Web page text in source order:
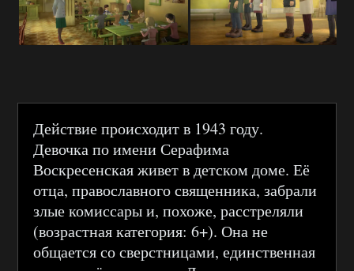
Действие происходит в 1943 году.
Девочка по имени Серафима
Воскресенская живет в детском доме. Её
отца, православного священника, забрали
злые комиссары и, похоже, расстреляли
(возрастная категория: 6+). Она не
общается со сверстницами, единственная